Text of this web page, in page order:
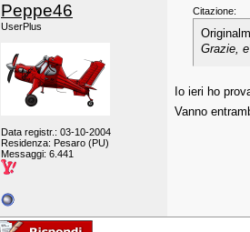
Peppe46
UserPlus
Data registr.: 03-10-2004
Residenza: Pesaro (PU)
Messaggi: 6.441
Citazione:
Grazie,
Io ieri ho
Vanno